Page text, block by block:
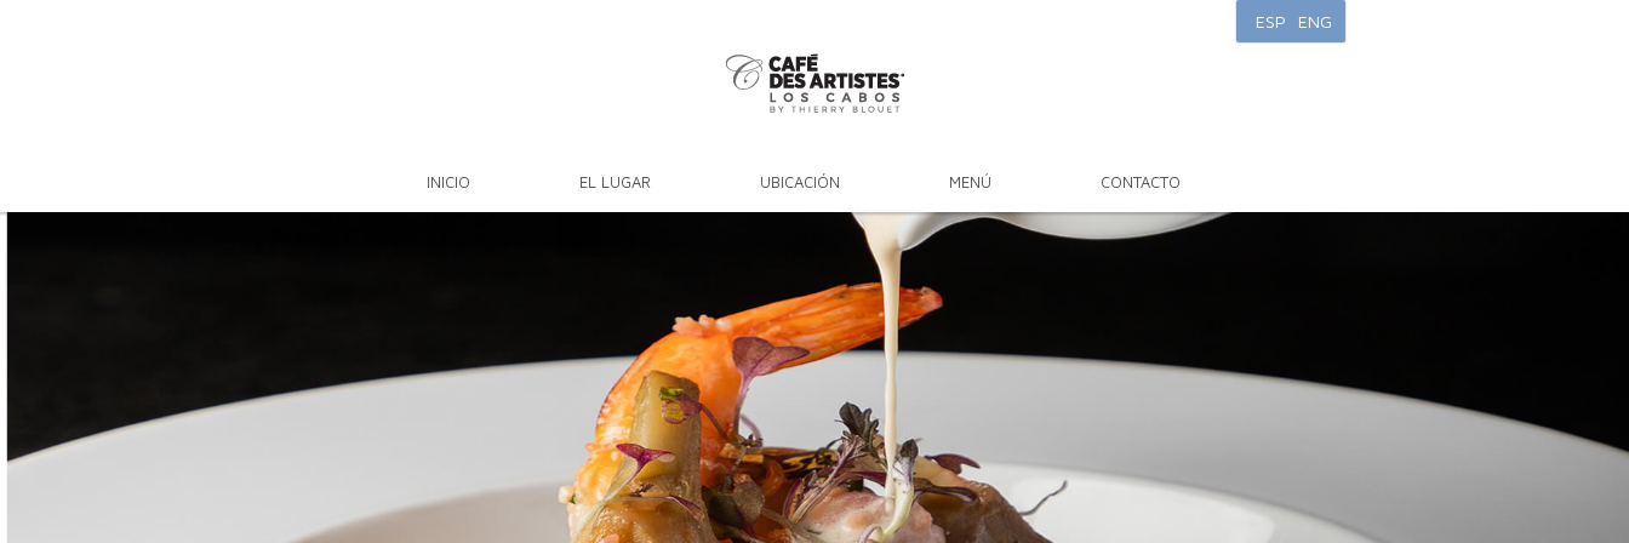
ESP ENG
INICIO EL LUGAR UBICACIÓN MENÚ CONTACTO